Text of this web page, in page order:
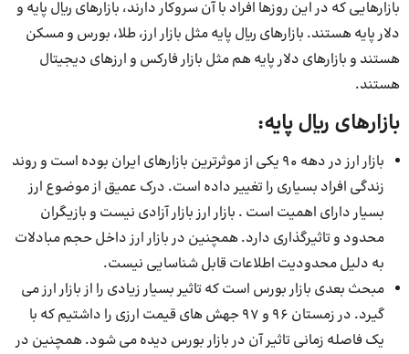
بازارهایی که در این روزها افراد با آن سروکار دارند، بازارهای ریال پایه و
دلار پایه هستند. بازارهای ریال پایه مثل بازار ارز، طلا، بورس و مسکن
هستند و بازارهای دلار پایه هم مثل بازار فارکس و ارزهای دیجیتال
هستند.
بازارهای ریال پایه:
بازار ارز در دهه 90 یکی از موثرترین بازارهای ایران بوده است و روند
زندگی افراد بسیاری را تغییر داده است. درک عمیق از موضوع ارز
بسیار دارای اهمیت است . بازار ارز بازار آزادی نیست و بازیگران
محدود و تاثیرگذاری دارد. همچنین در بازار ارز داخل حجم مبادلات
به دلیل محدودیت اطلاعات قابل شناسایی نیست.
مبحث بعدی بازار بورس است که تاثیر بسیار زیادی را از بازار ارز می
گیرد. در زمستان 96 و 97 جهش های قیمت ارزی را داشتیم که با
یک فاصله زمانی تاثیر آن در بازار بورس دیده می شود. همچنین در